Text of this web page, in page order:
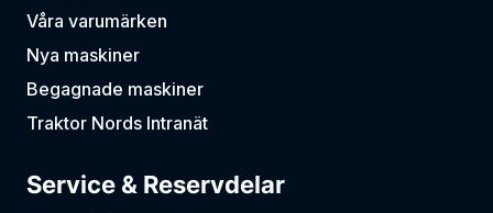
Våra varumärken
Nya maskiner
Begagnade maskiner
Traktor Nords Intranät
Service & Reservdelar